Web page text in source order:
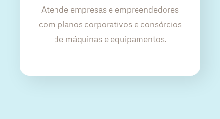
Atende empresas e empreendedores
com planos corporativos e consórcios
de máquinas e equipamentos.